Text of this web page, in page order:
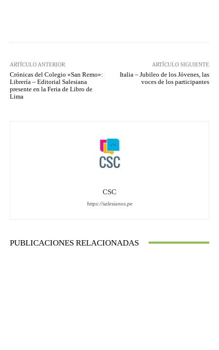
ARTÍCULO ANTERIOR
Crónicas del Colegio «San Remo»:
Librería – Editorial Salesiana
presente en la Feria de Libro de
Lima
ARTÍCULO SIGUIENTE
Italia – Jubileo de los Jóvenes, las
voces de los participantes
CSC
https://salesianos.pe
PUBLICACIONES RELACIONADAS